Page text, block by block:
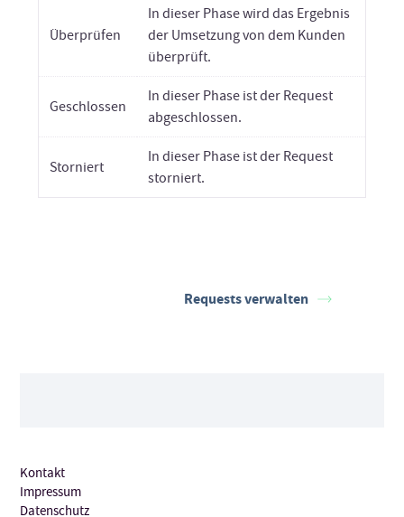
Überprüfen
In dieser Phase wird das Ergebnis
der Umsetzung von dem Kunden
überprüft.
Geschlossen
In dieser Phase ist der Request
abgeschlossen.
Storniert
In dieser Phase ist der Request
storniert.
Requests verwalten
Kontakt
Impressum
Datenschutz